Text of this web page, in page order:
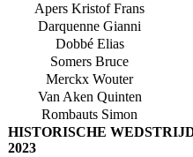
Apers Kristof Frans
Darquenne Gianni
Dobbé Elias
Somers Bruce
Merckx Wouter
Van Aken Quinten
Rombauts Simon
HISTORISCHE
2023